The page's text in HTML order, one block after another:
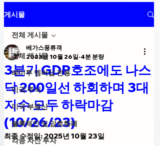
게시물
전체 게시물
베미투 멤버십 전용
미국 주식
미국 부동산
블록체인 및 암호화폐
각종 자산 투자
전체 게시물
3분기 GDP호조에도 나스
닥 200일선 하회하며 3대
지수 모두 하락마감
(10/26/23)
베가스풍류객
2023년 10월 26일 4분 분량
최종 수정일:2025년 10월 23일